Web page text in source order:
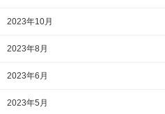
2023年10月
2023年8月
2023年6月
2023年5月